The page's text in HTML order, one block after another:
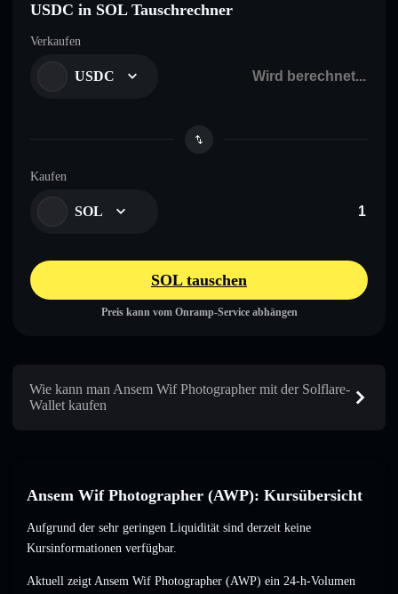
USDC in SOL Tauschrechner
Verkaufen
USDC
Kaufen
SOL
SOL tauschen
Preis kann vom Onramp-Service abhängen
Wie kann man Ansem Wif Photographer mit der Solflare-
Wallet kaufen
Ansem Wif Photographer (AWP): Kursübersicht
Aufgrund der sehr geringen Liquidität sind derzeit keine
Kursinformationen verfügbar.
Aktuell zeigt Ansem Wif Photographer (AWP) ein 24-h-Volumen